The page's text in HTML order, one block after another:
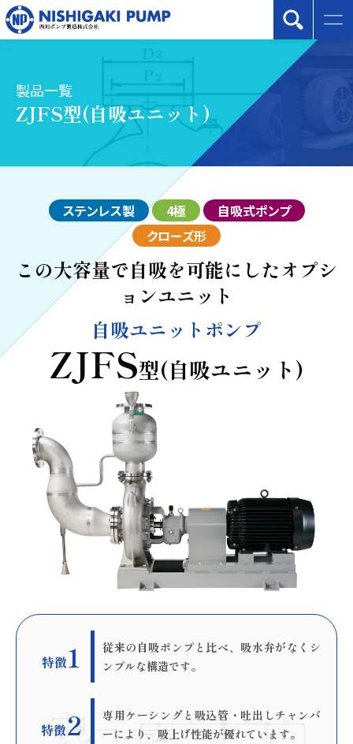
製品一覧
ZJFS型(自吸ユニット)
ステンレス製 4極
自吸式ポンプ
クローズ形
この大容量で自吸を可能にしたオプシ
ョンユニット
自吸ユニットポンプ
ZJFS型(自吸ユニット)
特徴1
従来の自吸ポンプと比べ、吸水弁がなくシ
ンプルな構造です。
特徴2
専用ケーシングと吸込管・吐出しチャンバ
ーにより、吸上げ性能が優れています。